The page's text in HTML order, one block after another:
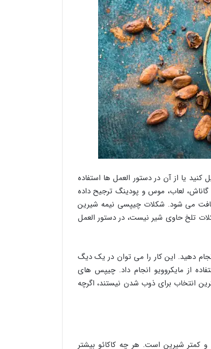
یا از آن در دستور العمل ها استفاده
گاناش، لعاب، موس و پودینگ ترجیح داده
می شود. شکلات چیپسی نیمه شیرین
تلخ حاوی شیر نیست، در دستور العمل
دهید. این کار را می توان در یک دیگ
از مایکروویو انجام داد. چیپس های
انتخاب برای ذوب شدن نیستند، اگرچه
شیرین است. هر چه کاکائو بیشتر